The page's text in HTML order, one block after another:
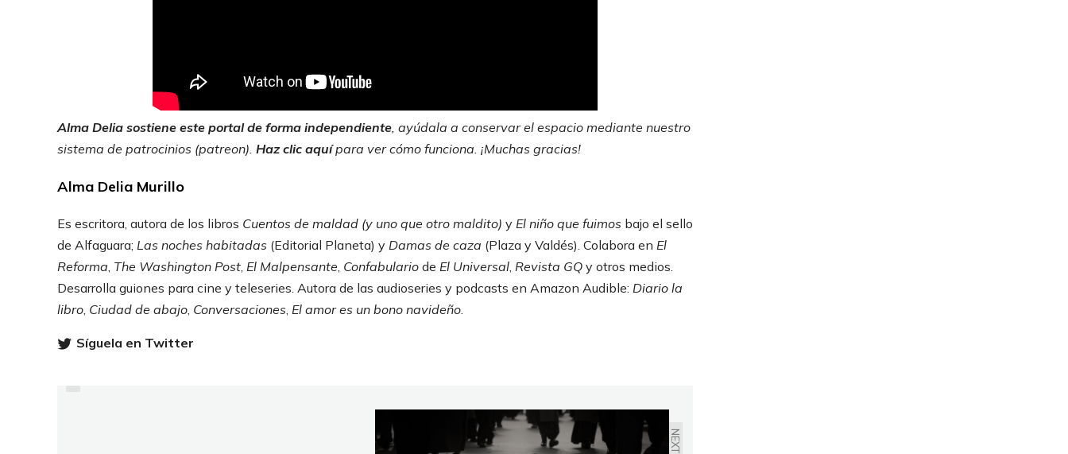
Alma Delia sostiene este portal de forma independiente, ayúdala a conservar el espacio mediante nuestro
sistema de patrocinios (patreon). Hazclic aquípara ver cómo funciona. ¡Muchas gracias!
Alma Delia Murillo
Es escritora, autora de los libros Cuentos de maldad (y uno que otro maldito) y El niño que fuimos bajo el sello
de Alfaguara; Las noches habitadas (Editorial Planeta) y Damas de caza (Plaza y Valdés). Colabora en El
Reforma The Washington Post El Malpensante Confabulario de El Universal Revista GQ y otros medios.
Desarrolla guiones para cine y teleseries. Autora de las audioseries y podcasts en Amazon Audible: Diario la
libro Ciudad de abajo Conversaciones El amor es un bono navideño
Síguela en Twitter
PREVIOUS
NEXT